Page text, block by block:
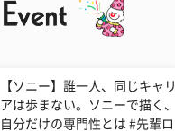
【ソニー】誰一人、同じキャリ
アは歩まない。ソニーで描く、
自分だけの専門性とは #先輩ロ